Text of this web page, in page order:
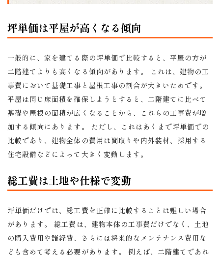
坪単価は平屋が高くなる傾向
一般的に、家を建てる際の坪単価で比較すると、平屋の方が
二階建てよりも高くなる傾向があります。 これは、建物の工
事費において基礎工事と屋根工事の割合が大きいためです。
平屋は同じ床面積を確保しようとすると、二階建てに比べて
基礎や屋根の面積が広くなることから、これらの工事費が増
加する傾向にあります。 ただし、これはあくまで坪単価での
比較であり、建物全体の費用は間取りや内外装材、採用する
住宅設備などによって大きく変動します。
総工費は土地や仕様で変動
坪単価だけでは、総工費を正確に比較することは難しい場合
があります。 総工費は、建物本体の工事費だけでなく、土地
の購入費用や諸経費、さらには将来的なメンテナンス費用な
ども含めて考える必要があります。 例えば、二階建てであれ